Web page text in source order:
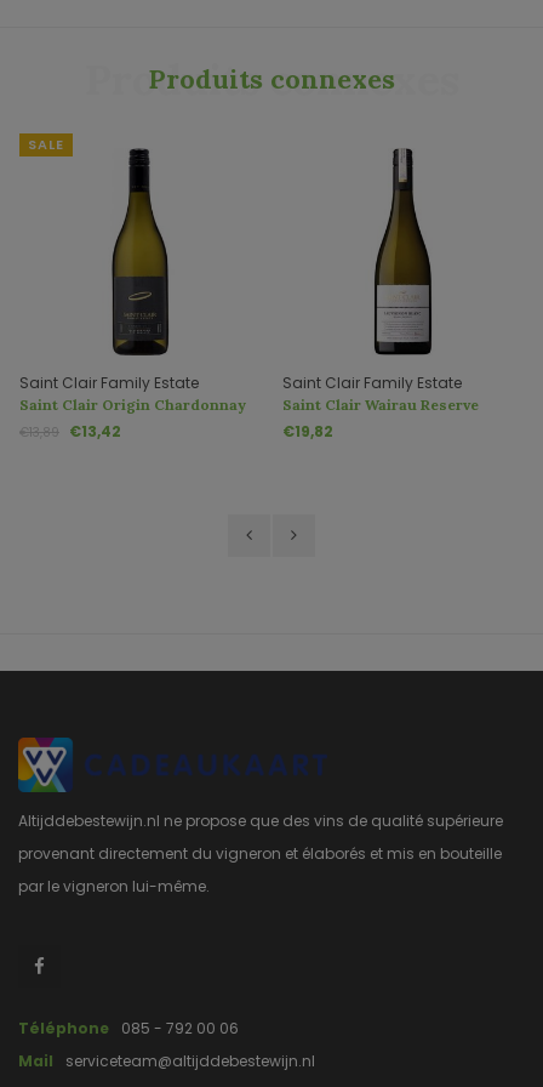
Produits connexes
Produits connexes
SALE
Saint Clair Family Estate
Saint Clair Origin Chardonnay
€13,89 €13,42
Saint Clair Family Estate
Saint Clair Wairau Reserve
Sauvignon Blanc
€19,82
Altijddebestewijn.nl ne propose que des vins de qualité supérieure
provenant directement du vigneron et élaborés et mis en bouteille
par le vigneron lui-même.
Téléphone
085 - 792 00 06
Mail
serviceteam@altijddebestewijn.nl